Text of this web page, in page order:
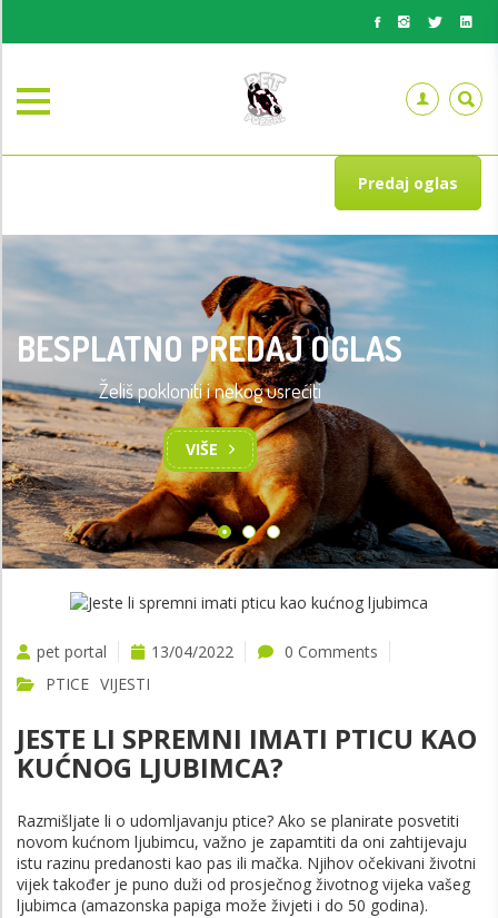
Predaj oglas
BESPLATNO PREDAJ OGLAS
Želiš pokloniti i nekog usrećiti
VIŠE
TRENING OSNOVA POSLUŠNOSTI
PASA
VIŠE
pet portal 13/04/2022
0 Comments
PTICE VIJESTI
JESTE LI SPREMNI IMATI PTICU KAO
KUĆNOG LJUBIMCA?
Razmišljate li o udomljavanju ptice? Ako se planirate posvetiti
novom kućnom ljubimcu, važno je zapamtiti da oni zahtijevaju
istu razinu predanosti kao pas ili mačka. Njihov očekivani životni
vijek također je puno duži od prosječnog životnog vijeka vašeg
ljubimca (amazonska papiga može živjeti i do 50 godina).